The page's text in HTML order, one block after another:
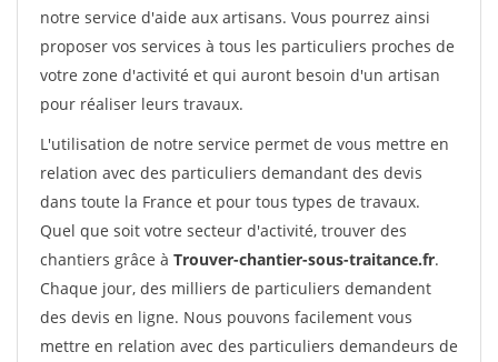
notre service d'aide aux artisans. Vous pourrez ainsi
proposer vos services à tous les particuliers proches de
votre zone d'activité et qui auront besoin d'un artisan
pour réaliser leurs travaux.
L'utilisation de notre service permet de vous mettre en
relation avec des particuliers demandant des devis
dans toute la France et pour tous types de travaux.
Quel que soit votre secteur d'activité, trouver des
chantiers grâce à Trouver-chantier-sous-traitance.fr.
Chaque jour, des milliers de particuliers demandent
des devis en ligne. Nous pouvons facilement vous
mettre en relation avec des particuliers demandeurs de